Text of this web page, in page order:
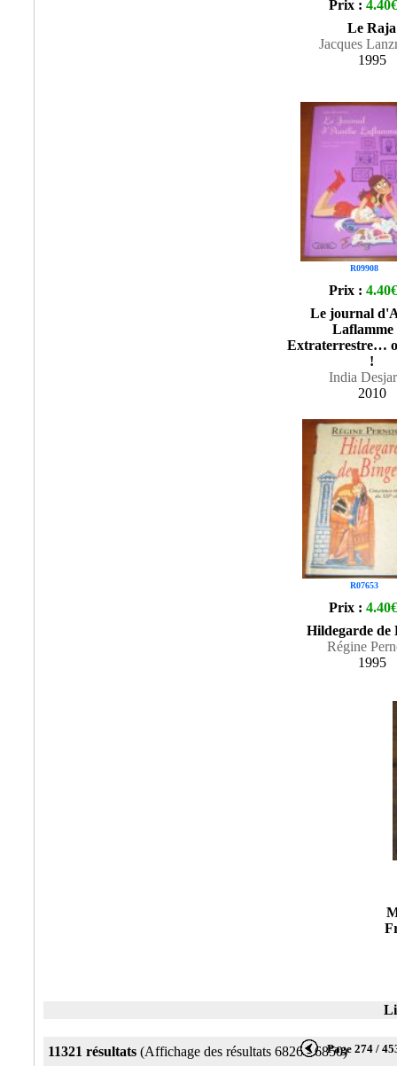
Prix : 4.40€
Le Raja
Jacques
1995
R09908
Prix : 4.40€
Le journal
Laflamme
Extraterrestre…
!
India
2010
R07653
Prix : 4.40€
Hildegarde de
Régine
1995
11321 résultats (Affichage des résultats 6826 - 6850)Page 274 /